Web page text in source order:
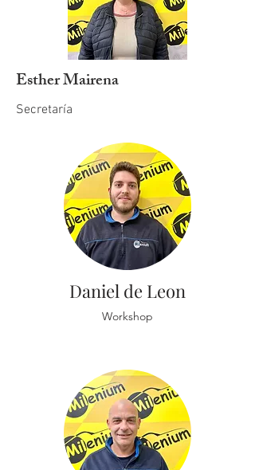
Esther Mairena
Secretaría
Daniel de Leon
Workshop